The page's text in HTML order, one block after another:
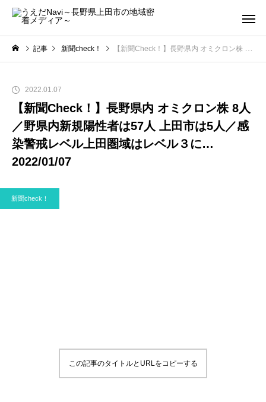
記事 新聞check！ 【新聞Check！】長野県内 オミクロン株 8人／野県内新規陽性者は57人 上田市は5人／感染警戒レベル上田圏域はレベル３に…2022/01/07
2022.01.07
【新聞Check！】長野県内 オミクロン株 8人
／野県内新規陽性者は57人 上田市は5人／感
染警戒レベル上田圏域はレベル３に…
2022/01/07
新聞check！
この記事のタイトルとURLをコピーする